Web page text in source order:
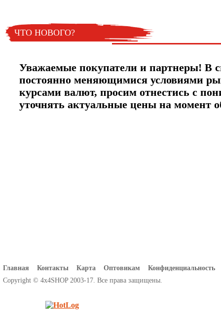
ЧТО НОВОГО?
Уважаемые покупатели и партнеры! В
постоянно меняющимися условиями
курсами валют, просим отнестись с
уточнять актуальные цены на момент
Главная Контакты Карта Оптовикам
Конфиденциальность
Copyright © 4x4SHOP 2003-17. Все права защищены.